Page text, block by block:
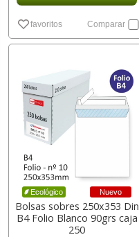
favoritos Comparar
Ecológico Nuevo
Bolsas sobres 250x353 Din
B4 Folio Blanco 90grs caja
250